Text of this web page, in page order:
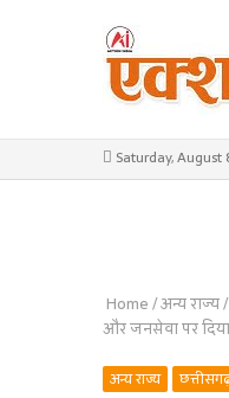
Saturday,
Home/अन्य राज्य/
और जनसेवा पर
अन्य राज्य